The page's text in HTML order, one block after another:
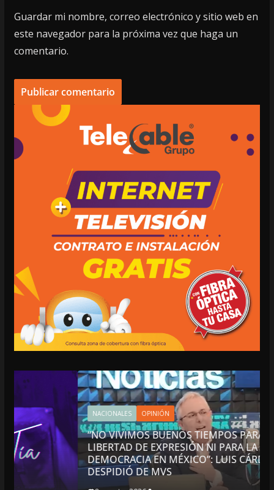
Guardar mi nombre, correo electrónico y sitio web en
este navegador para la próxima vez que haga un
comentario.
NACIONALES OPINIÓN
“NO VIVIMOS BUENOS TIEMPOS PARA LA
LIBERTAD DE EXPRESIÓN NI PARA LA
DEMOCRACIA EN MÉXICO”: LUIS CÁRDENAS; SE
DESPIDIÓ DE MVS